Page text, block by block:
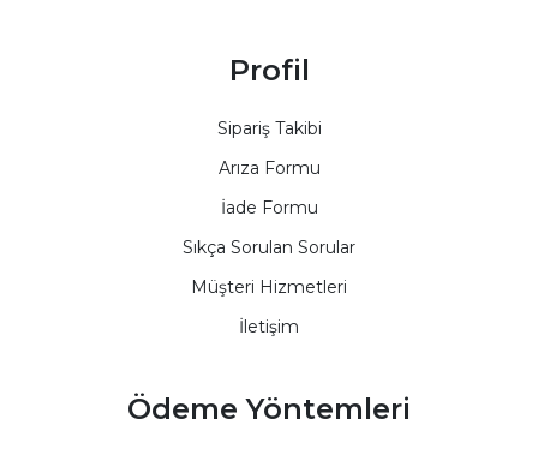
Profil
Sipariş Takibi
Arıza Formu
İade Formu
Sıkça Sorulan Sorular
Müşteri Hizmetleri
İletişim
Ödeme Yöntemleri